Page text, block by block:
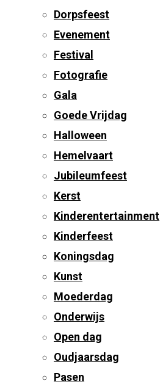
Dorpsfeest
Evenement
Festival
Fotografie
Gala
Goede Vrijdag
Halloween
Hemelvaart
Jubileumfeest
Kerst
Kinderentertainment
Kinderfeest
Koningsdag
Kunst
Moederdag
Onderwijs
Open dag
Oudjaarsdag
Pasen